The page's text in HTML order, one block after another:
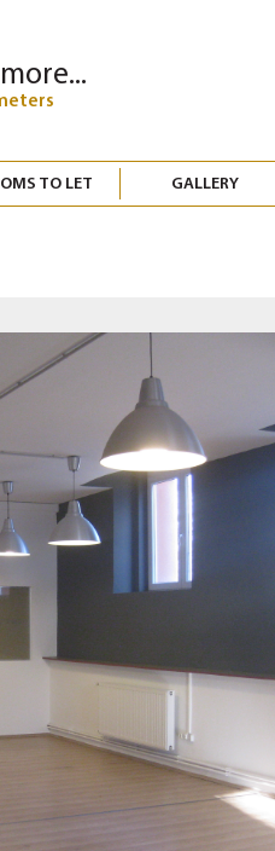
TO LET GALLERY